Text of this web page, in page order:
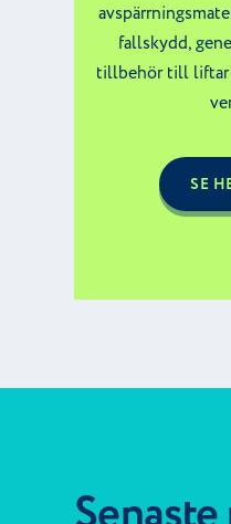
fallskydd,
tillbehör till liftar
SE